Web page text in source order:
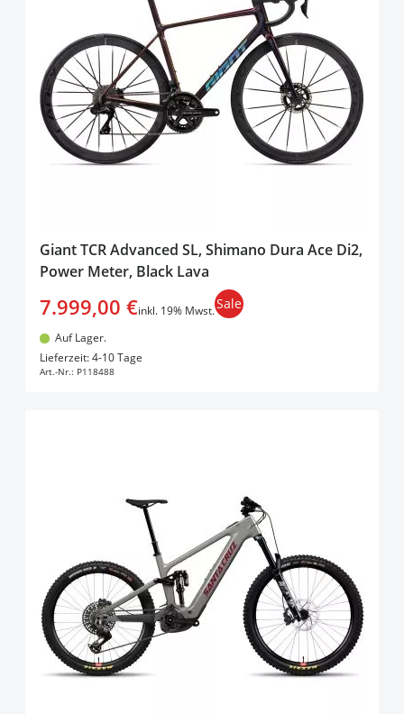
Giant TCR Advanced SL, Shimano Dura Ace Di2,
Power Meter, Black Lava
7.999,00 €inkl. 19% Mwst.Sale
Auf Lager.
Lieferzeit: 4-10 Tage
Art.-Nr.: P118488